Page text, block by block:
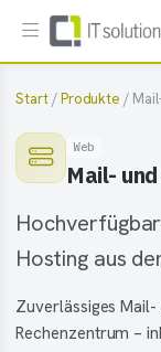
Start/Produkte / Mail-
Web
Mail-
Hosting aus
Zuverlässiges
Rechenzentrum –